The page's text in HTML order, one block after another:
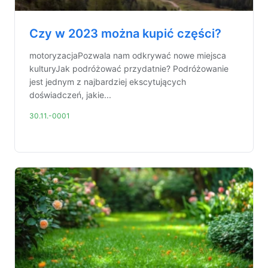
Czy w 2023 można kupić części?
motoryzacjaPozwala nam odkrywać nowe miejsca
kulturyJak podróżować przydatnie? Podróżowanie
jest jednym z najbardziej ekscytujących
doświadczeń, jakie...
30.11.-0001